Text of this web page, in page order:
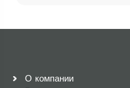
О компании